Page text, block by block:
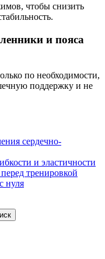
чтобы снизить
и пояса
по необходимости,
поддержку и не
сердечно-
и эластичности
тренировкой
нуля